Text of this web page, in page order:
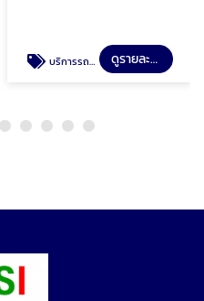
บริการรถหัวลากตู้คอนเทนเนอร์เย็น ดูรายละเอียด